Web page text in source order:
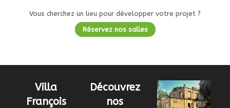
Vous cherchez un lieu pour développer votre projet ?
Réservez nos salles
Villa
François
Découvrez
nos